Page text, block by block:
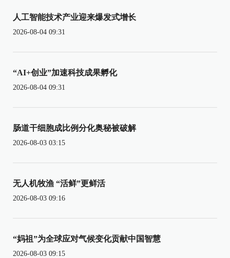
人工智能技术产业迎来爆发式增长
2026-08-04 09:31
“AI+创业”加速科技成果孵化
2026-08-04 09:31
肠道干细胞成比例分化奥秘被破解
2026-08-03 03:15
无人机牧渔 “活鲜”更鲜活
2026-08-03 09:16
“妈祖”为全球应对气候变化贡献中国智慧
2026-08-03 09:15